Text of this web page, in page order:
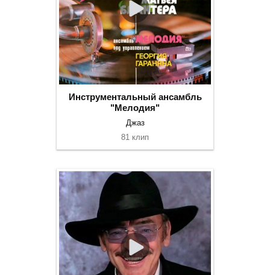
Инструментальный ансамбль
"Мелодия"
Джаз
81 клип